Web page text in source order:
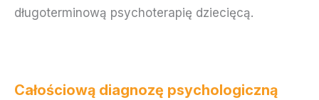
długoterminową psychoterapię dziecięcą.
Całościową diagnozę psychologiczną